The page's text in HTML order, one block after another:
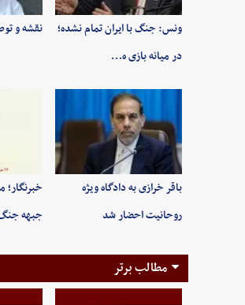
ونس: جنگ با ایران تمام نشده؛
در میانه بازی ه…
نقشه و
باقر خرازی به دادگاه ویژه
روحانیت احضار شد
جبهه
مطالب برتر